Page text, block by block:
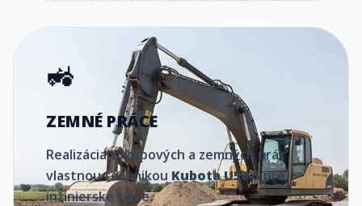
🚜
ZEMNÉ PRÁCE
Realizácia výkopových a zemných prác
vlastnou technikouKubota U56-5pre
inžinierske siete.